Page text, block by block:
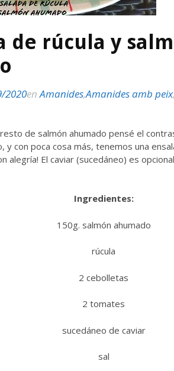
de rúcula y
2020enAmanides,Amanides amb peix,
de salmón ahumado pensé el
y con poca cosa más, tenemos una
alegría! El caviar (sucedáneo) es
Ingredientes:
150g. salmón ahumado
rúcula
2 cebolletas
2 tomates
sucedáneo de caviar
sal